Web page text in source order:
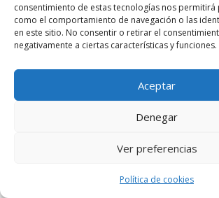
consentimiento de estas tecnologías nos
como el comportamiento de navegación o las
en este sitio. No consentir o retirar el
negativamente a ciertas características y funciones.
Aceptar
Denegar
Ver preferencias
Política de cookies
Diseñado por Escuelas Pías
Aviso Legal-